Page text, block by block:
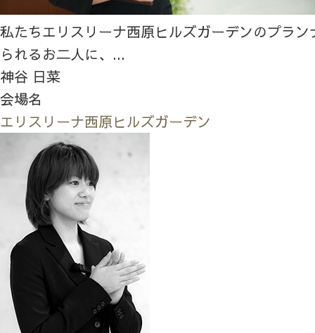
私たちエリスリーナ西原ヒルズガーデンのプラ
られるお二人に、...
神谷 日菜
会場名
エリスリーナ西原ヒルズガーデン